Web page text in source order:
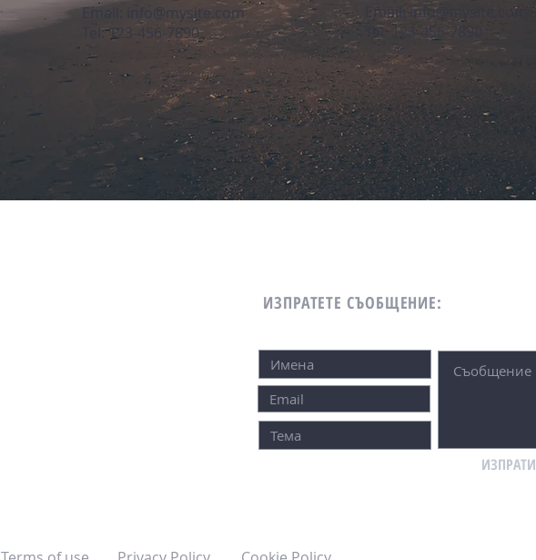
Email:
info@mysite.com
Tel: 123-456-7890
Email: info@mysite.com
Tel: 123-456-7890
ИЗПРАТЕТЕ СЪОБЩЕНИЕ:
ИЗПРАТИ